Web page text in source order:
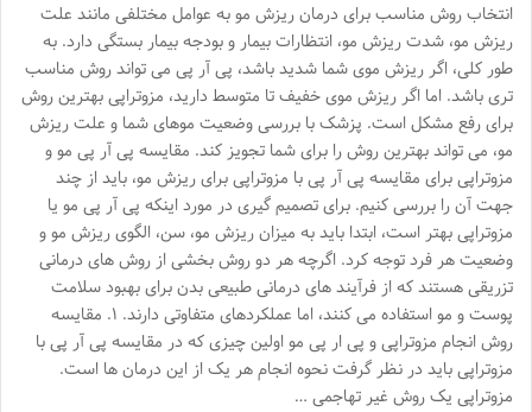
انتخاب روش مناسب برای درمان ریزش مو به عوامل مختلفی مانند علت
ریزش مو، شدت ریزش مو، انتظارات بیمار و بودجه بیمار بستگی دارد. به
طور کلی، اگر ریزش موی شما شدید باشد، پی آر پی می تواند روش مناسب
تری باشد. اما اگر ریزش موی خفیف تا متوسط دارید، مزوتراپی بهترین روش
برای رفع مشکل است. پزشک با بررسی وضعیت موهای شما و علت ریزش
مو، می تواند بهترین روش را برای شما تجویز کند. مقایسه پی آر پی مو و
مزوتراپی برای مقایسه پی آر پی با مزوتراپی برای ریزش مو، باید از چند
جهت آن را بررسی کنیم. برای تصمیم گیری در مورد اینکه پی آر پی مو یا
مزوتراپی بهتر است، ابتدا باید به میزان ریزش مو، سن، الگوی ریزش مو و
وضعیت هر فرد توجه کرد. اگرچه هر دو روش بخشی از روش‌ های درمانی
تزریقی هستند که از فرآیند های درمانی طبیعی بدن برای بهبود سلامت
پوست و مو استفاده می ‌کنند، اما عملکردهای متفاوتی دارند. ۱. مقایسه
روش انجام مزوتراپی و پی ار پی مو اولین چیزی که در مقایسه پی آر پی با
مزوتراپی باید در نظر گرفت نحوه انجام هر یک از این درمان ها است.
مزوتراپی یک روش غیر تهاجمی …